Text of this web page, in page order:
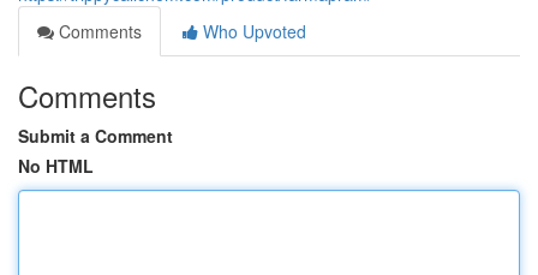
Comments
Who Upvoted
Comments
Submit a Comment
No HTML